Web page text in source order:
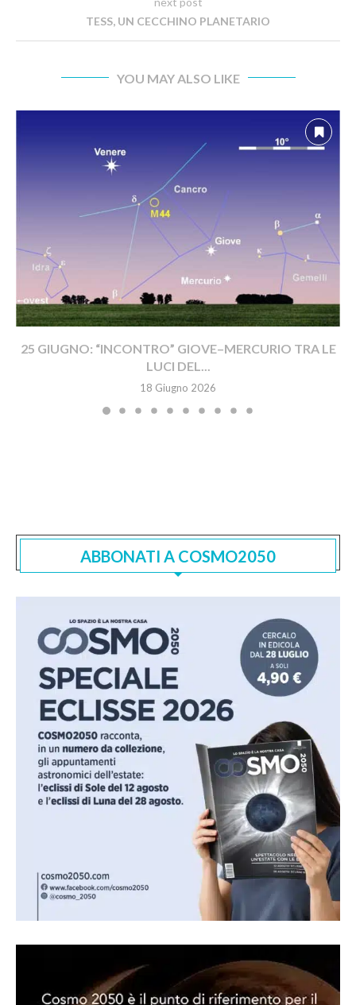
TESS, UN CECCHINO PLANETARIO
YOU MAY ALSO LIKE
25 GIUGNO: “INCONTRO” GIOVE–MERCURIO TRA LE
LUCI DEL...
18 Giugno 2026
ABBONATI A COSMO2050